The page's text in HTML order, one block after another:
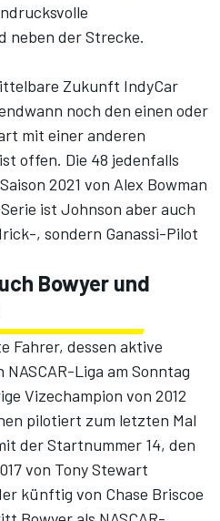
neben der Strecke.
Zukunft IndyCar
noch den einen oder
mit einer anderen
offen. Die 48 jedenfalls
2021 von Alex Bowman
ist Johnson aber auch
, sondern Ganassi-Pilot
Bowyer und
Fahrer, dessen aktive
Liga am Sonntag
Vizechampion von 2012
pilotiert zum letzten Mal
der Startnummer 14, den
von Tony Stewart
künftig von Chase Briscoe